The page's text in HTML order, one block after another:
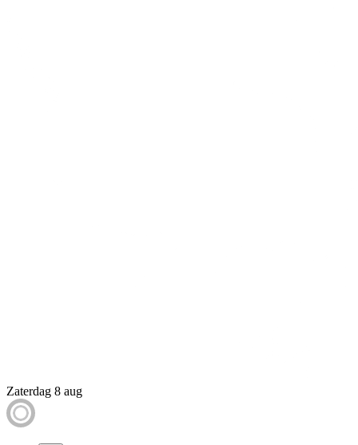
Zaterdag 8 aug